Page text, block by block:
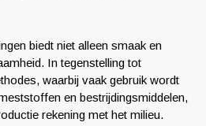
biedt niet alleen smaak en
In tegenstelling tot
waarbij vaak gebruik wordt
en bestrijdingsmiddelen,
rekening met het milieu.